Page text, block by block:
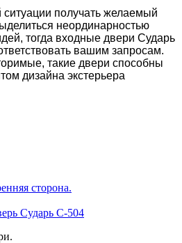
получать желаемый
неординарностью
тогда входные двери Сударь
вашим запросам.
такие двери способны
дизайна экстерьера
Сударь С-504